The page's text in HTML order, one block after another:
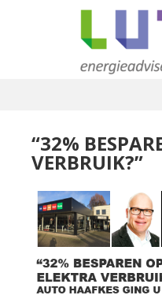
“32%
VERBRUIK?”